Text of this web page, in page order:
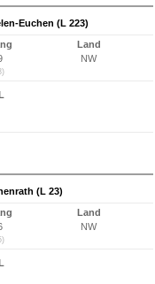
Euchen (L 223)
Land
NW
(L 23)
Land
NW